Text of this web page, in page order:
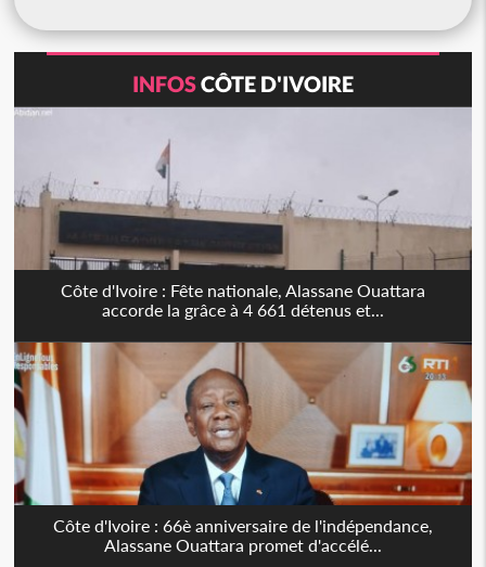
INFOSCÔTE D'IVOIRE
Côte d'Ivoire : Fête nationale, Alassane Ouattara
accorde la grâce à 4 661 détenus et...
Côte d'Ivoire : 66è anniversaire de l'indépendance,
Alassane Ouattara promet d'accélé...